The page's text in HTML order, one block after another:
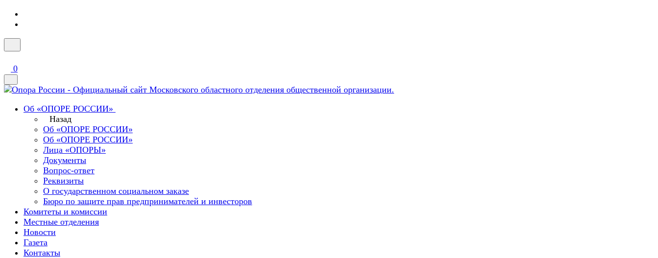
0
Об «ОПОРЕ РОССИИ»
Назад
Об «ОПОРЕ РОССИИ»
Об «ОПОРЕ РОССИИ»
Лица «ОПОРЫ»
Документы
Вопрос-ответ
Реквизиты
О государственном социальном заказе
Бюро по защите прав предпринимателей и инвесторов
Комитеты и комиссии
Местные отделения
Новости
Газета
Контакты